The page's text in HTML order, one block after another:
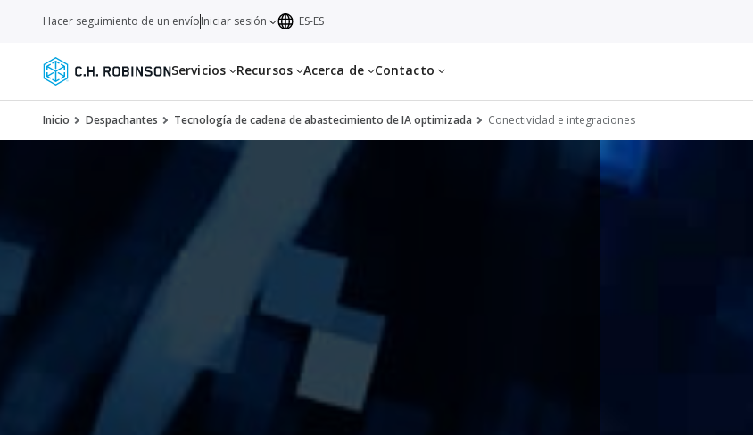
Servicios Recursos Acerca de Contacto
Hacer seguimiento de un envíoIniciar sesión ES-ES
Inicio Despachantes Tecnología de cadena de abastecimiento de IA optimizada Conectividad e integraciones